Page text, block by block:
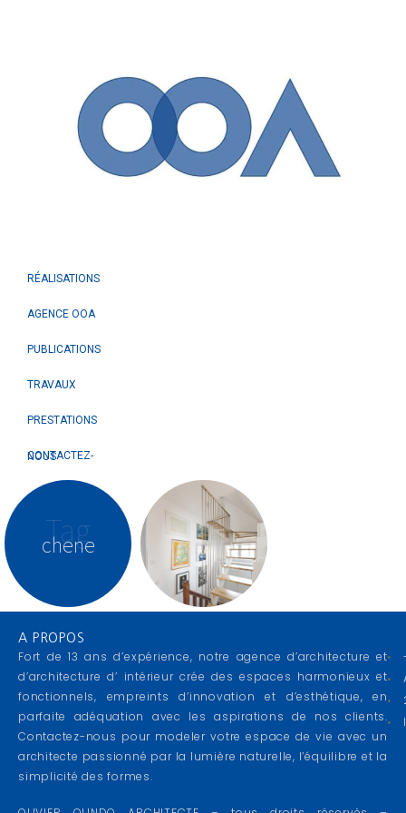
RÉALISATIONS
AGENCE OOA
PUBLICATIONS
TRAVAUX
PRESTATIONS
CONTACTEZ-NOUS
Tag
chene
A PROPOS
Fort de 13 ans d’expérience, notre agence d’architecture et
d’architecture d’ intérieur crée des espaces harmonieux et
fonctionnels, empreints d’innovation et d’esthétique, en
parfaite adéquation avec les aspirations de nos clients.
Contactez-nous pour modeler votre espace de vie avec un
architecte passionné par la lumière naturelle, l’équilibre et la
simplicité des formes.